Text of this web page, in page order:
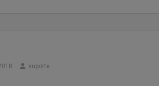
suporte